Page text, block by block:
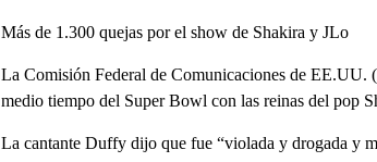
Más de 1.300 quejas por el show de Shakira y JLo
La Comisión Federal de Comunicaciones de EE.UU.
medio tiempo del Super Bowl con las reinas del pop
La cantante Duffy dijo que fue “violada y drogada y